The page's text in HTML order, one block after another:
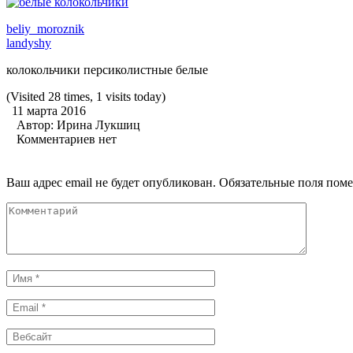
beliy_moroznik
landyshy
колокольчики персиколистные белые
(Visited 28 times, 1 visits today)
11 марта 2016
Автор: Ирина Лукшиц
Комментариев нет
Ваш адрес email не будет опубликован. Обязательные поля
Комментарий
Имя
*
Email
*
Вебсайт